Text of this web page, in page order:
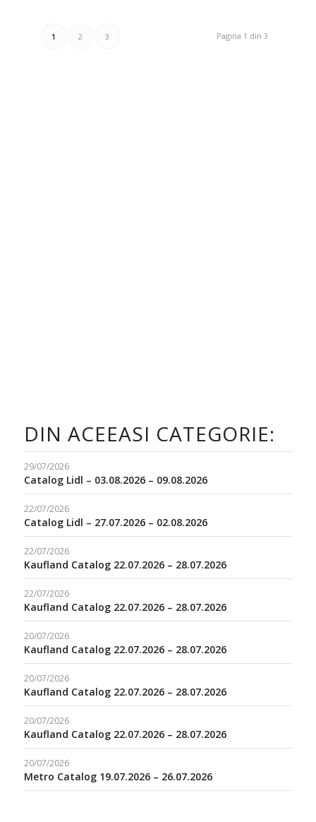
Pagina 1 din 3
1 2 3
DIN ACEEASI CATEGORIE:
29/07/2026
Catalog Lidl – 03.08.2026 – 09.08.2026
22/07/2026
Catalog Lidl – 27.07.2026 – 02.08.2026
22/07/2026
Kaufland Catalog 22.07.2026 – 28.07.2026
22/07/2026
Kaufland Catalog 22.07.2026 – 28.07.2026
20/07/2026
Kaufland Catalog 22.07.2026 – 28.07.2026
20/07/2026
Kaufland Catalog 22.07.2026 – 28.07.2026
20/07/2026
Kaufland Catalog 22.07.2026 – 28.07.2026
20/07/2026
Metro Catalog 19.07.2026 – 26.07.2026